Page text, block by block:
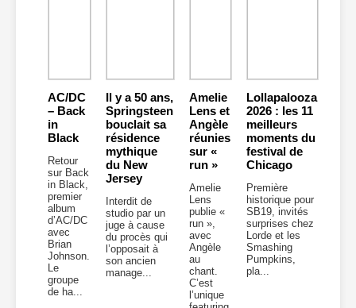
AC/DC
– Back
in
Black
Retour
sur Back
in Black,
premier
album
d’AC/DC
avec
Brian
Johnson.
Le
groupe
de ha...
Il y a 50 ans,
Springsteen
bouclait sa
résidence
mythique
du New
Jersey
Interdit de
studio par un
juge à cause
du procès qui
l’opposait à
son ancien
manage...
Amelie
Lens et
Angèle
réunies
sur «
run »
Amelie
Lens
publie «
run »,
avec
Angèle
au
chant.
C’est
l’unique
Lollapalooza
2026 : les 11
meilleurs
moments du
festival de
Chicago
Première
historique pour
SB19, invités
surprises chez
Lorde et les
Smashing
Pumpkins,
pla...